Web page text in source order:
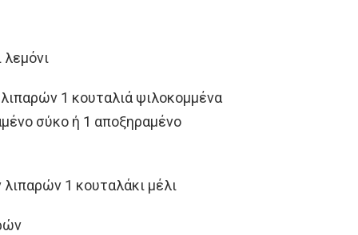
1 κουταλιά ψιλοκομμένα
σύκο ή 1 αποξηραμένο
1 κουταλάκι μέλι